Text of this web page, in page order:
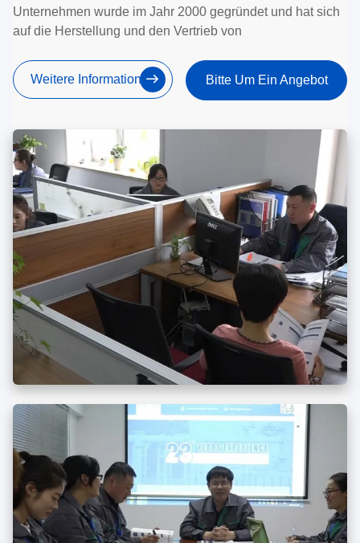
Unternehmen wurde im Jahr 2000 gegründet und hat sich
auf die Herstellung und den Vertrieb von
Weitere Informationen Bitte Um Ein Angebot